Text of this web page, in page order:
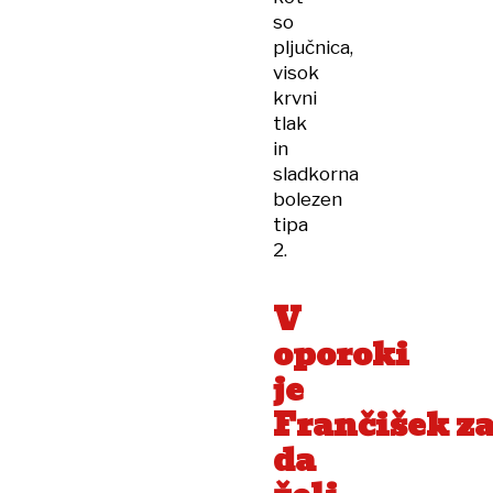
so
pljučnica,
visok
krvni
tlak
in
sladkorna
bolezen
tipa
2.
V
oporoki
je
Frančišek
da